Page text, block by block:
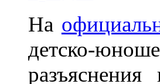
На
детско-